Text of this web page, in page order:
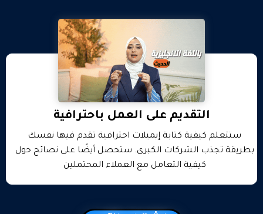
التقديم على العمل باحترافية
ستتعلم كيفية كتابة إيميلات احترافية تقدم فيها نفسك
بطريقة تجذب الشركات الكبرى. ستحصل أيضًا على نصائح حول
كيفية التعامل مع العملاء المحتملين